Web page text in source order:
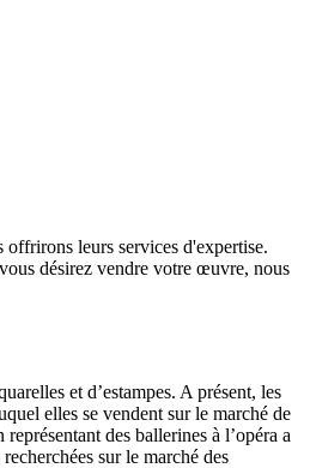
offrirons leurs services d'expertise.
désirez vendre votre œuvre, nous
et d’estampes. A présent, les
elles se vendent sur le marché de
des ballerines à l’opéra a
sur le marché des